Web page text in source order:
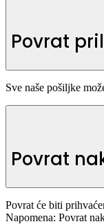
Povrat
Sve naše pošiljke
Povrat
Povrat će biti
Napomena: Povrat